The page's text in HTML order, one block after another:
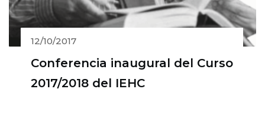
12/10/2017
Conferencia inaugural del Curso
2017/2018 del IEHC